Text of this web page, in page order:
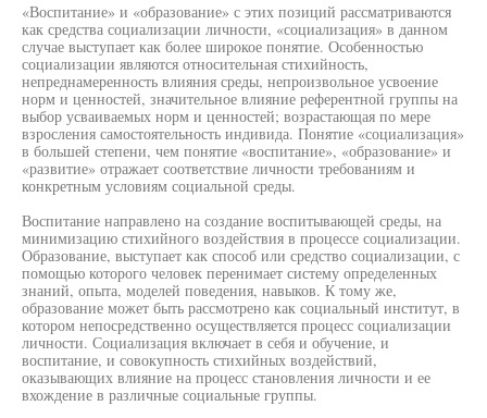
«Воспитание» и «образование» с этих позиций рассматриваются
как средства социализации личности, «социализация» в данном
случае выступает как более широкое понятие. Особенностью
социализации являются относительная стихийность,
непреднамеренность влияния среды, непроизвольное усвоение
норм и ценностей, значительное влияние референтной группы на
выбор усваиваемых норм и ценностей; возрастающая по мере
взросления самостоятельность индивида. Понятие «социализация»
в большей степени, чем понятие «воспитание», «образование» и
«развитие» отражает соответствие личности требованиям и
конкретным условиям социальной среды.
Воспитание направлено на создание воспитывающей среды, на
минимизацию стихийного воздействия в процессе социализации.
Образование, выступает как способ или средство социализации, с
помощью которого человек перенимает систему определенных
знаний, опыта, моделей поведения, навыков. К тому же,
образование может быть рассмотрено как социальный институт, в
котором непосредственно осуществляется процесс социализации
личности. Социализация включает в себя и обучение, и
воспитание, и совокупность стихийных воздействий,
оказывающих влияние на процесс становления личности и ее
вхождение в различные социальные группы.